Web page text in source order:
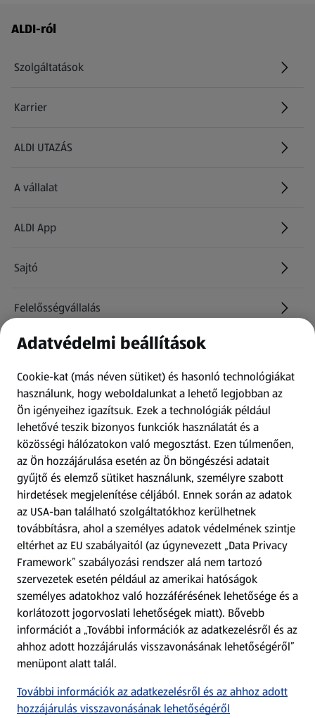
Láblécmenü - további linkek
ALDI-ról
Szolgáltatások
Karrier
(új oldalon nyílik meg)
ALDI UTAZÁS
(új oldalon nyílik meg)
A vállalat
ALDI App
Sajtó
Felelősségvállalás
Információk
Kérdőív
Fizetési lehetőségek
ALDI utalványok
Árcsökkentés
Adattörlő alkalmazás
Szervizpont
(új oldalon nyílik meg)
Fedezz fel minket az interneten!
Töltsd le az ALDI Magyarország applikációt!
Adatvédelmi beállítások
Cookie-kat (más néven sütiket) és hasonló technológiákat
használunk, hogy weboldalunkat a lehető legjobban az
Ön igényeihez igazítsuk. Ezek a technológiák például
lehetővé teszik bizonyos funkciók használatát és a
közösségi hálózatokon való megosztást. Ezen túlmenően,
az Ön hozzájárulása esetén az Ön böngészési adatait
gyűjtő és elemző sütiket használunk, személyre szabott
hirdetések megjelenítése céljából. Ennek során az adatok
az USA-ban található szolgáltatókhoz kerülhetnek
továbbításra, ahol a személyes adatok védelmének szintje
eltérhet az EU szabályaitól (az úgynevezett „Data Privacy
Framework” szabályozási rendszer alá nem tartozó
szervezetek esetén például az amerikai hatóságok
személyes adatokhoz való hozzáférésének lehetősége és a
korlátozott jogorvoslati lehetőségek miatt). Bővebb
információt a „További információk az adatkezelésről és az
ahhoz adott hozzájárulás visszavonásának lehetőségéről”
menüpont alatt talál.
További információk az adatkezelésről és az ahhoz adott
hozzájárulás visszavonásának lehetőségéről